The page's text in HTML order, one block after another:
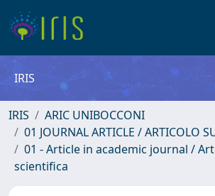
IRIS
IRIS
ARIC UNIBOCCONI
01 JOURNAL ARTICLE / ARTICOLO
01 - Article in academic journal /
scientifica